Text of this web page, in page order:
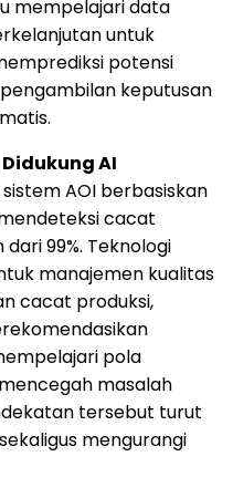
mempelajari data
untuk
potensi
keputusan
AI
AOI berbasiskan
cacat
99%. Teknologi
manajemen kualitas
cacat produksi,
pola
masalah
tersebut turut
mengurangi